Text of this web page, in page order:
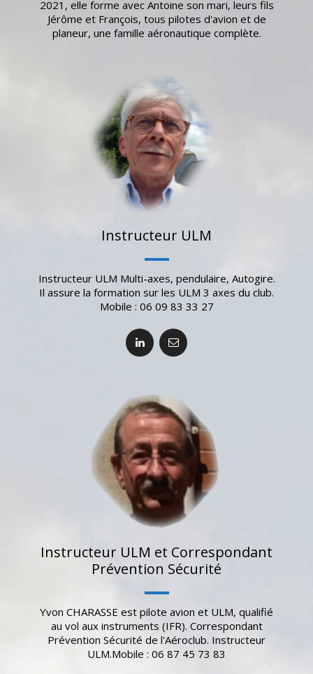
2021, elle forme avec Antoine son mari, leurs fils
Jérôme et François, tous pilotes d'avion et de
planeur, une famille aéronautique complète.
Instructeur ULM
Instructeur ULM Multi-axes, pendulaire, Autogire.
Il assure la formation sur les ULM 3 axes du club.
Mobile : ‭06 09 83 33 27‬
Instructeur ULM et Correspondant
Prévention Sécurité
Yvon CHARASSE est pilote avion et ULM, qualifié
au vol aux instruments (IFR). Correspondant
Prévention Sécurité de l'Aéroclub. Instructeur
ULM.Mobile : 06 87 45 73 83